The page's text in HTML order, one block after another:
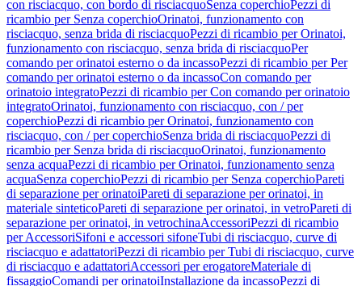
con risciacquo, con bordo di risciacquoSenza coperchioPezzi di
ricambio per Senza coperchioOrinatoi, funzionamento con
risciacquo, senza brida di risciacquoPezzi di ricambio per Orinatoi,
funzionamento con risciacquo, senza brida di risciacquoPer
comando per orinatoi esterno o da incassoPezzi di ricambio per Per
comando per orinatoi esterno o da incassoCon comando per
orinatoio integratoPezzi di ricambio per Con comando per orinatoio
integratoOrinatoi, funzionamento con risciacquo, con / per
coperchioPezzi di ricambio per Orinatoi, funzionamento con
risciacquo, con / per coperchioSenza brida di risciacquoPezzi di
ricambio per Senza brida di risciacquoOrinatoi, funzionamento
senza acquaPezzi di ricambio per Orinatoi, funzionamento senza
acquaSenza coperchioPezzi di ricambio per Senza coperchioPareti
di separazione per orinatoiPareti di separazione per orinatoi, in
materiale sinteticoPareti di separazione per orinatoi, in vetroPareti di
separazione per orinatoi, in vetrochinaAccessoriPezzi di ricambio
per AccessoriSifoni e accessori sifoneTubi di risciacquo, curve di
risciacquo e adattatoriPezzi di ricambio per Tubi di risciacquo, curve
di risciacquo e adattatoriAccessori per erogatoreMateriale di
fissaggioComandi per orinatoiInstallazione da incassoPezzi di